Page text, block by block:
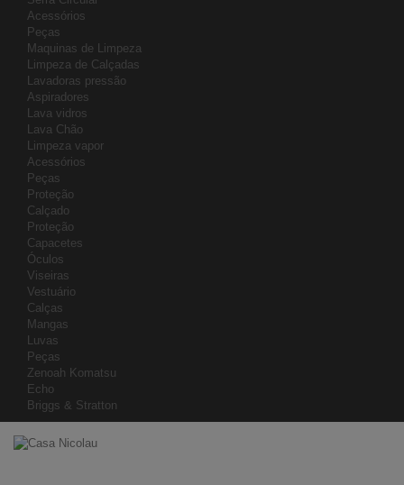
Acessórios
Peças
Maquinas de Limpeza
Limpeza de Calçadas
Lavadoras pressão
Aspiradores
Lava vidros
Lava Chão
Limpeza vapor
Acessórios
Peças
Proteção
Calçado
Proteção
Capacetes
Óculos
Viseiras
Vestuário
Calças
Mangas
Luvas
Peças
Zenoah Komatsu
Echo
Briggs & Stratton